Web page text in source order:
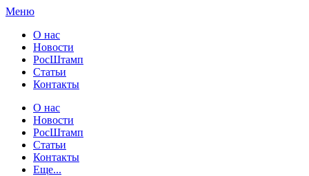
Меню
О нас
Новости
РосШтамп
Статьи
Контакты
О нас
Новости
РосШтамп
Статьи
Контакты
Еще...